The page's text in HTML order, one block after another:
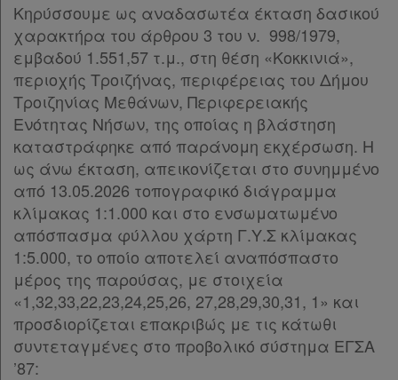
Κηρύσσουμε ως αναδασωτέα έκταση δασικού
χαρακτήρα του άρθρου 3 του ν. 998/1979,
εμβαδού 1.551,57 τ.μ., στη θέση «Κοκκινιά»,
περιοχής Τροιζήνας, περιφέρειας του Δήμου
Τροιζηνίας Μεθάνων, Περιφερειακής
Ενότητας Νήσων, της οποίας η βλάστηση
καταστράφηκε από παράνομη εκχέρσωση. Η
ως άνω έκταση, απεικονίζεται στο συνημμένο
από 13.05.2026 τοπογραφικό διάγραμμα
κλίμακας 1:1.000 και στο ενσωματωμένο
απόσπασμα φύλλου χάρτη Γ.Υ.Σ κλίμακας
1:5.000, το οποίο αποτελεί αναπόσπαστο
μέρος της παρούσας, με στοιχεία
«1,32,33,22,23,24,25,26, 27,28,29,30,31, 1» και
προσδιορίζεται επακριβώς με τις κάτωθι
συντεταγμένες στο προβολικό σύστημα ΕΓΣΑ
’87: